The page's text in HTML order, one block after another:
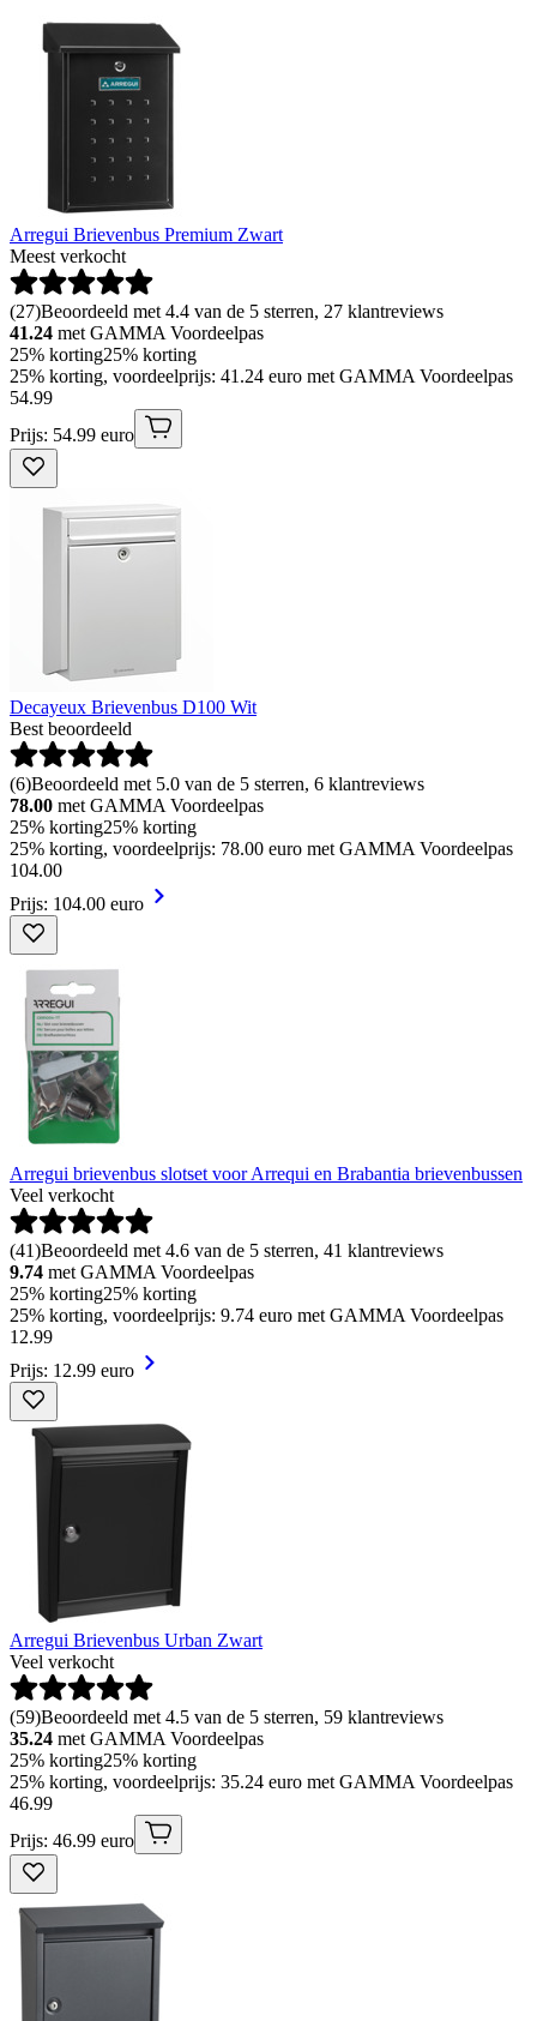
Arregui Brievenbus Premium Zwart
Meest verkocht
(27)Beoordeeld met 4.4 van de 5 sterren, 27 klantreviews
41.24 met GAMMA Voordeelpas
25% korting25% korting
25% korting, voordeelprijs: 41.24 euro met GAMMA Voordeelpas
54.99
Prijs: 54.99 euro
Decayeux Brievenbus D100 Wit
Best beoordeeld
(6)Beoordeeld met 5.0 van de 5 sterren, 6 klantreviews
78.00 met GAMMA Voordeelpas
25% korting25% korting
25% korting, voordeelprijs: 78.00 euro met GAMMA Voordeelpas
104.00
Prijs: 104.00 euro
Arregui brievenbus slotset voor Arrequi en Brabantia brievenbussen
Veel verkocht
(41)Beoordeeld met 4.6 van de 5 sterren, 41 klantreviews
9.74 met GAMMA Voordeelpas
25% korting25% korting
25% korting, voordeelprijs: 9.74 euro met GAMMA Voordeelpas
12.99
Prijs: 12.99 euro
Arregui Brievenbus Urban Zwart
Veel verkocht
(59)Beoordeeld met 4.5 van de 5 sterren, 59 klantreviews
35.24 met GAMMA Voordeelpas
25% korting25% korting
25% korting, voordeelprijs: 35.24 euro met GAMMA Voordeelpas
46.99
Prijs: 46.99 euro